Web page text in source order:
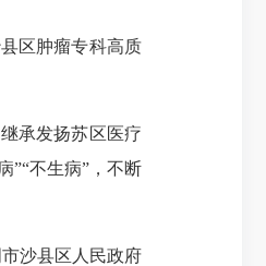
区肿瘤专科高质
承发扬苏区医疗
”“不生病”，不断
县区人民政府